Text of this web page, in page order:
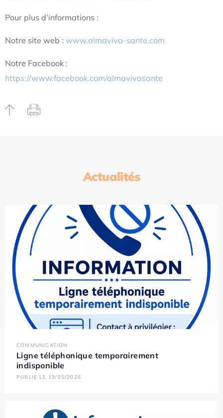
Pour plus d’informations :
Notre site web : www.almaviva-sante.com
Notre Facebook :
https://www.facebook.com/almavivasante
Actualités
COMMUNICATION
Ligne téléphonique temporairement
indisponible
PUBLIÉ LE 19/05/2026